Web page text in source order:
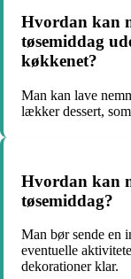
Hvordan kan
tøsemiddag
køkkenet?
Man kan lave
lækker dessert,
Hvordan kan
tøsemiddag?
Man bør sende en
eventuelle
dekorationer klar.